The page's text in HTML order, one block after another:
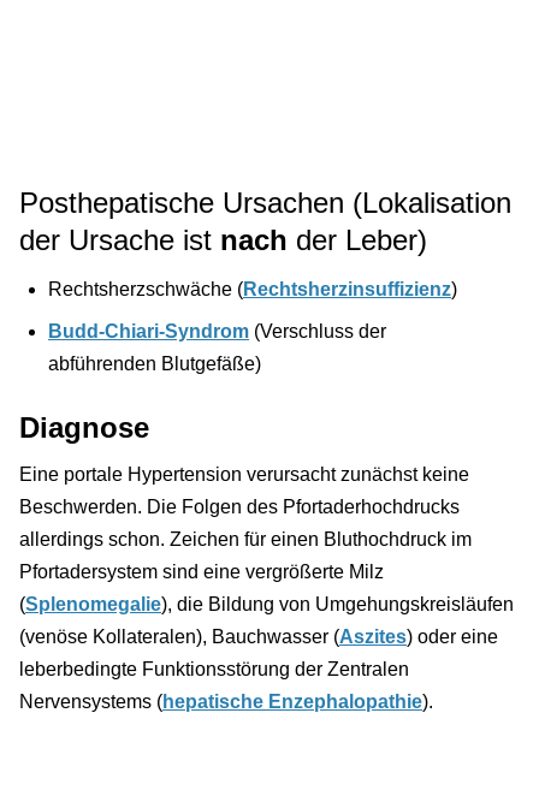
Posthepatische Ursachen (Lokalisation
der Ursache ist nach der Leber)
Rechtsherzschwäche (Rechtsherzinsuffizienz)
Budd-Chiari-Syndrom (Verschluss der
abführenden Blutgefäße)
Diagnose
Eine portale Hypertension verursacht zunächst keine
Beschwerden. Die Folgen des Pfortaderhochdrucks
allerdings schon. Zeichen für einen Bluthochdruck im
Pfortadersystem sind eine vergrößerte Milz
(Splenomegalie), die Bildung von Umgehungskreisläufen
(venöse Kollateralen), Bauchwasser (Aszites) oder eine
leberbedingte Funktionsstörung der Zentralen
Nervensystems (hepatische Enzephalopathie).